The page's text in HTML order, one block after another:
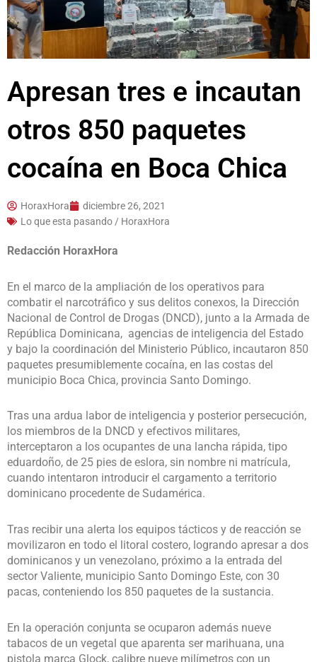
Apresan tres e incautan
otros 850 paquetes
cocaína en Boca Chica
HoraxHora
diciembre 26, 2021
Lo que esta pasando / HoraxHora
Redacción HoraxHora
En el marco de la ampliación de los operativos para
combatir el narcotráfico y sus delitos conexos, la Dirección
Nacional de Control de Drogas (DNCD), junto a la Armada de
República Dominicana, agencias de inteligencia del Estado
y bajo la coordinación del Ministerio Público, incautaron 850
paquetes presumiblemente cocaína, en las costas del
municipio Boca Chica, provincia Santo Domingo.
Tras una ardua labor de inteligencia y posterior persecución,
los miembros de la DNCD y efectivos militares,
interceptaron a los ocupantes de una lancha rápida, tipo
eduardoño, de 25 pies de eslora, sin nombre ni matrícula,
cuando intentaron introducir el cargamento a territorio
dominicano procedente de Sudamérica.
Tras recibir una alerta los equipos tácticos y de reacción se
movilizaron en todo el litoral costero, logrando apresar a dos
dominicanos y un venezolano, próximo a la entrada del
sector Valiente, municipio Santo Domingo Este, con 30
pacas, conteniendo los 850 paquetes de la sustancia.
En la operación conjunta se ocuparon además nueve
tabacos de un vegetal que aparenta ser marihuana, una
pistola marca Glock, calibre nueve milímetros con un